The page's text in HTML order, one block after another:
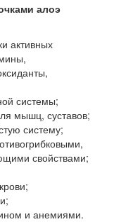
алоэ
активных
системы;
мышц, суставов;
систему;
свойствами;
и анемиями.